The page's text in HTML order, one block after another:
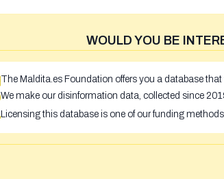
WOULD YOU BE
The Maldita.es Foundation offers you a database
We make our disinformation data, collected since
Licensing this database is one of our funding